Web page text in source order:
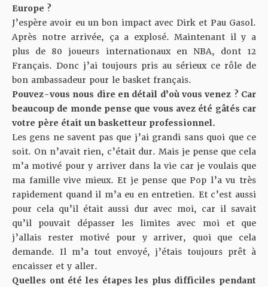
Europe ?
J’espère avoir eu un bon impact avec Dirk et Pau Gasol.
Après notre arrivée, ça a explosé. Maintenant il y a
plus de 80 joueurs internationaux en NBA, dont 12
Français. Donc j’ai toujours pris au sérieux ce rôle de
bon ambassadeur pour le basket français.
Pouvez-vous nous dire en détail d’où vous venez ? Car
beaucoup de monde pense que vous avez été gâtés car
votre père était un basketteur professionnel.
Les gens ne savent pas que j’ai grandi sans quoi que ce
soit. On n’avait rien, c’était dur. Mais je pense que cela
m’a motivé pour y arriver dans la vie car je voulais que
ma famille vive mieux. Et je pense que Pop l’a vu très
rapidement quand il m’a eu en entretien. Et c’est aussi
pour cela qu’il était aussi dur avec moi, car il savait
qu’il pouvait dépasser les limites avec moi et que
j’allais rester motivé pour y arriver, quoi que cela
demande. Il m’a tout envoyé, j’étais toujours prêt à
encaisser et y aller.
Quelles ont été les étapes les plus difficiles pendant